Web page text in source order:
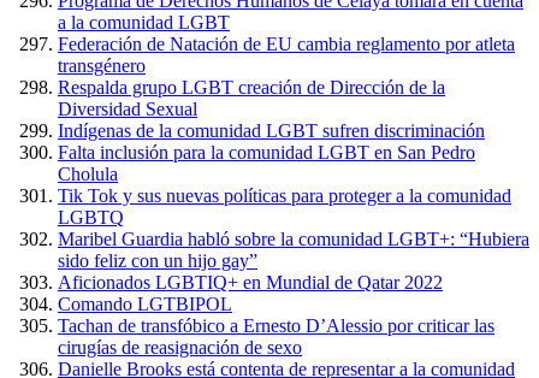
a la comunidad LGBT
Federación de Natación de EU cambia reglamento por atleta
transgénero
Respalda grupo LGBT creación de Dirección de la
Diversidad Sexual
Indígenas de la comunidad LGBT sufren discriminación
Falta inclusión para la comunidad LGBT en San Pedro
Cholula
Tik Tok y sus nuevas políticas para proteger a la comunidad
LGBTQ
Maribel Guardia habló sobre la comunidad LGBT+: “Hubiera
sido feliz con un hijo gay”
Aficionados LGBTIQ+ en Mundial de Qatar 2022
Comando LGTBIPOL
Tachan de transfóbico a Ernesto D’Alessio por criticar las
cirugías de reasignación de sexo
Danielle Brooks está contenta de representar a la comunidad